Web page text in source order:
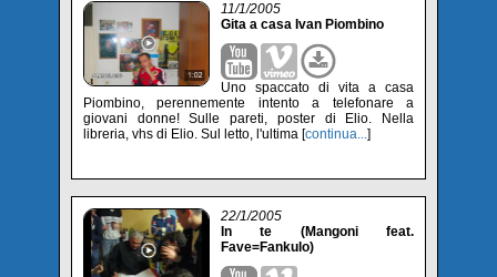
11/1/2005
Gita a casa Ivan Piombino
Uno spaccato di vita a casa
Piombino, perennemente intento a telefonare a
giovani donne! Sulle pareti, poster di Elio. Nella
libreria, vhs di Elio. Sul letto, l'ultima [continua...]
22/1/2005
In te (Mangoni feat.
Fave=Fankulo)